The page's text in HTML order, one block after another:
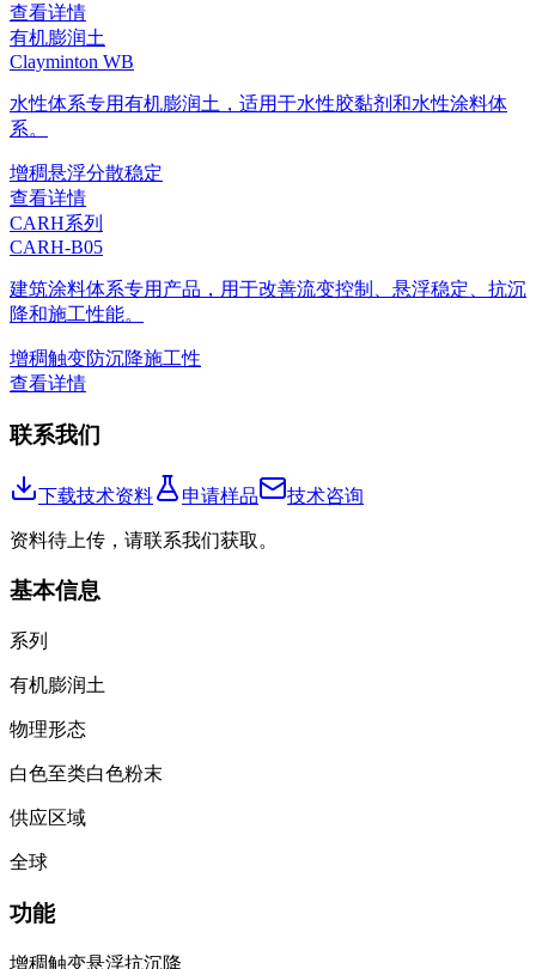
查看详情
有机膨润土
Clayminton WB
水性体系专用有机膨润土，适用于水性胶黏剂和水性涂料体
系。
增稠悬浮分散稳定
查看详情
CARH系列
CARH-B05
建筑涂料体系专用产品，用于改善流变控制、悬浮稳定、抗沉
降和施工性能。
增稠触变防沉降施工性
查看详情
联系我们
下载技术资料 申请样品 技术咨询
资料待上传，请联系我们获取。
基本信息
系列
有机膨润土
物理形态
白色至类白色粉末
供应区域
全球
功能
增稠触变悬浮抗沉降